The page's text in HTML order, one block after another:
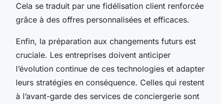
Cela se traduit par une fidélisation client renforcée
grâce à des offres personnalisées et efficaces.
Enfin, la préparation aux changements futurs est
cruciale. Les entreprises doivent anticiper
l’évolution continue de ces technologies et adapter
leurs stratégies en conséquence. Celles qui restent
à l’avant-garde des services de conciergerie sont